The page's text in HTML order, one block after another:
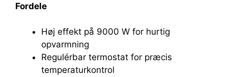
Fordele
Høj effekt på 9000 W for hurtig
opvarmning
Regulérbar termostat for præcis
temperaturkontrol